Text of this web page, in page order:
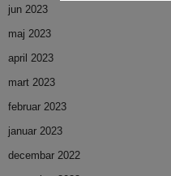
jun 2023
maj 2023
april 2023
mart 2023
februar 2023
januar 2023
decembar 2022